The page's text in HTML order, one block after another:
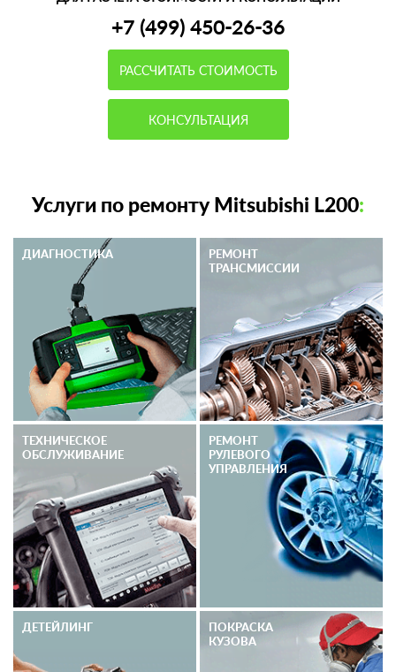
+7 (499) 450-26-36
РАССЧИТАТЬ СТОИМОСТЬ
КОНСУЛЬТАЦИЯ
Услуги по ремонту Mitsubishi L200:
ДИАГНОСТИКА
РЕМОНТ
ТРАНСМИССИИ
ТЕХНИЧЕСКОЕ
ОБСЛУЖИВАНИЕ
РЕМОНТ
РУЛЕВОГО
УПРАВЛЕНИЯ
ДЕТЕЙЛИНГ
ПОКРАСКА
КУЗОВА